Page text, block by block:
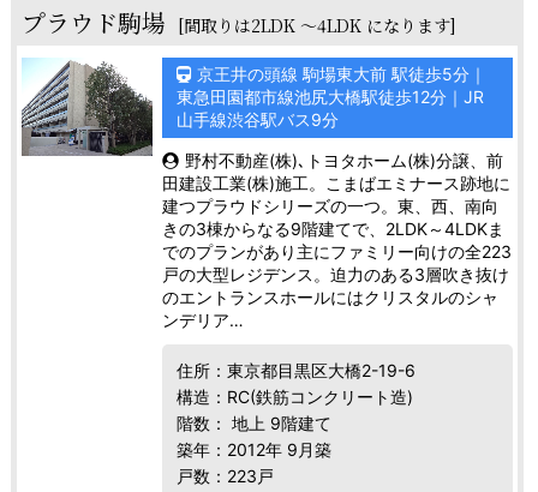
プラウド駒場 [間取りは2LDK ～4LDK になります]
京王井の頭線 駒場東大前 駅徒歩5分｜
東急田園都市線池尻大橋駅徒歩12分｜JR
山手線渋谷駅バス9分
野村不動産(株)､トヨタホーム(株)分譲、前
田建設工業(株)施工。こまばエミナース跡地に
建つプラウドシリーズの一つ。東、西、南向
きの3棟からなる9階建てで、2LDK～4LDKま
でのプランがあり主にファミリー向けの全223
戸の大型レジデンス。迫力のある3層吹き抜け
のエントランスホールにはクリスタルのシャ
ンデリア…
住所：東京都目黒区大橋2-19-6
構造：RC(鉄筋コンクリート造)
階数： 地上 9階建て
築年：2012年 9月築
戸数：223戸